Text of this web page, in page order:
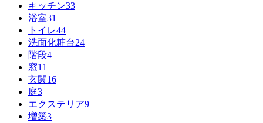
キッチン33
浴室31
トイレ44
洗面化粧台24
階段4
窓11
玄関16
庭3
エクステリア9
増築3